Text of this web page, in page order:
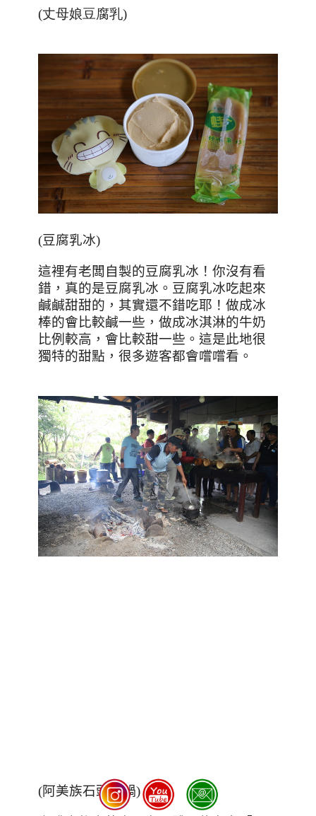
(丈母娘豆腐乳)
(豆腐乳冰)
這裡有老闆自製的豆腐乳冰！你沒有看
錯，真的是豆腐乳冰。豆腐乳冰吃起來
鹹鹹甜甜的，其實還不錯吃耶！做成冰
棒的會比較鹹一些，做成冰淇淋的牛奶
比例較高，會比較甜一些。這是此地很
獨特的甜點，很多遊客都會嚐嚐看。
(阿美族石頭火鍋)